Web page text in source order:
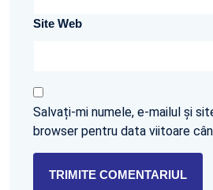
Site Web
Salvați-mi numele, e-mailul și
browser pentru data viitoare